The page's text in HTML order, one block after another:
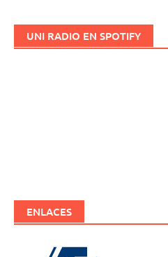
UNI RADIO EN SPOTIFY
ENLACES